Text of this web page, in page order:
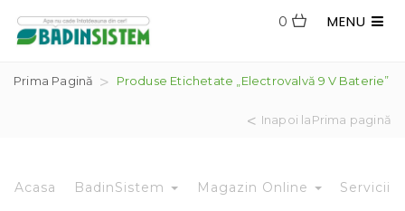
MENU
0
Prima Pagină Produse Etichetate „electrovalvă 9 V Baterie”
Inapoi laPrima pagină
Acasa BadinSistem Magazin Online Servicii